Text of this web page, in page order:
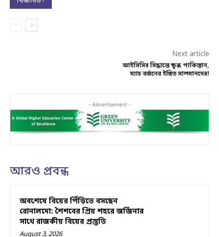
Next article
আইসিসির সিদ্ধান্তে ক্ষুব্ধ পাকিস্তান,
ম্যাচ বর্জনের ইঙ্গিত সালমানদের!
- Advertisement -
আরও প্রবন্ধ
অবশেষে বিয়ের পিঁড়িতে বসছেন
রোনালদো: শৈশবের প্রিয় শহরে জর্জিনার
সাথে রাজকীয় বিয়ের প্রস্তুতি
August 3, 2026